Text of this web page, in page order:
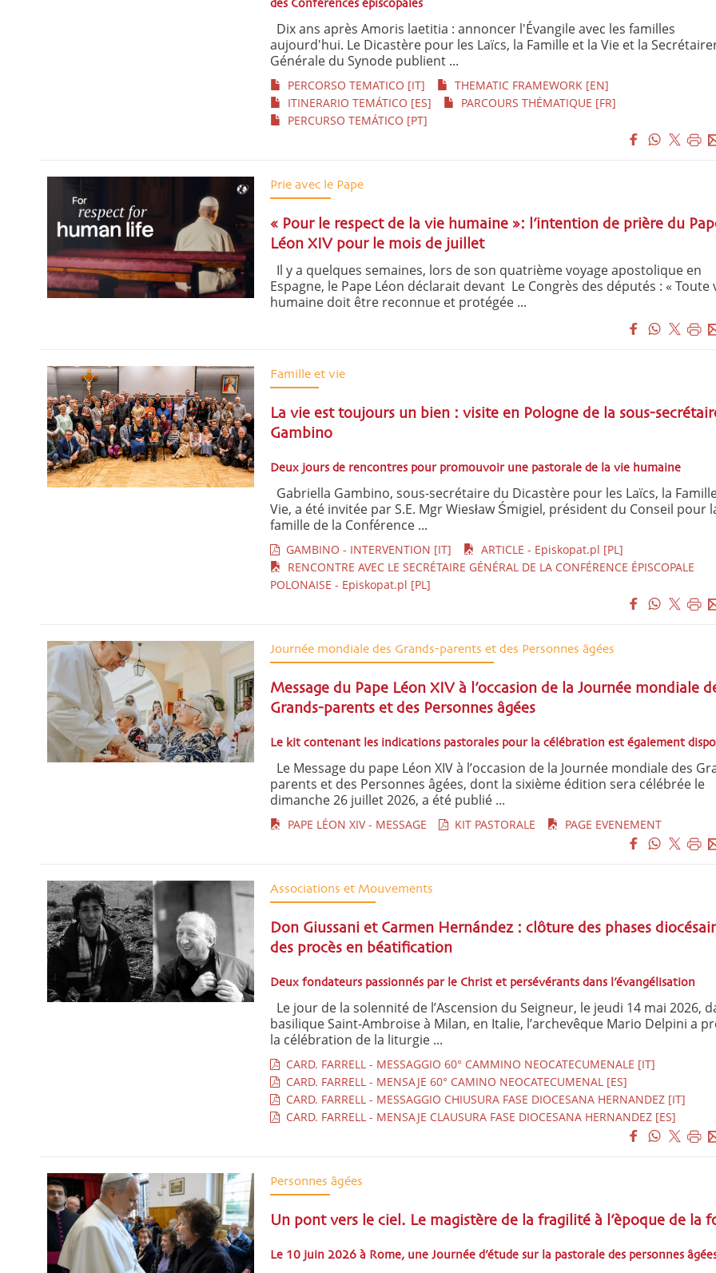
des Conférences épiscopales
Dix ans après Amoris laetitia : annoncer l'Évangile avec les familles
aujourd'hui. Le Dicastère pour les Laïcs, la Famille et la Vie et la
Générale du Synode publient ...
PERCORSO TEMATICO [IT]
THEMATIC FRAMEWORK [EN]
ITINERARIO TEMÁTICO [ES]
PARCOURS THÉMATIQUE [FR]
PERCURSO TEMÁTICO [PT]
Prie avec le Pape
« Pour le respect de la vie humaine »: l’intention de prière du
Léon XIV pour le mois de juillet
Il y a quelques semaines, lors de son quatrième voyage apostolique en
Espagne, le Pape Léon déclarait devant Le Congrès des députés : « Toute
humaine doit être reconnue et protégée ...
Famille et vie
La vie est toujours un bien : visite en Pologne de la sous-
Gambino
Deux jours de rencontres pour promouvoir une pastorale de la vie humaine
Gabriella Gambino, sous-secrétaire du Dicastère pour les Laïcs, la
Vie, a été invitée par S.E. Mgr Wiesław Śmigiel, président du Conseil pour
famille de la Conférence ...
GAMBINO - INTERVENTION [IT]
ARTICLE - Episkopat.pl [PL]
RENCONTRE AVEC LE SECRÉTAIRE GÉNÉRAL DE LA CONFÉRENCE ÉPISCOPALE
POLONAISE - Episkopat.pl [PL]
Journée mondiale des Grands-parents et des Personnes âgées
Message du Pape Léon XIV à l’occasion de la Journée mondiale
Grands-parents et des Personnes âgées
Le kit contenant les indications pastorales pour la célébration est également
Le Message du pape Léon XIV à l’occasion de la Journée mondiale des
parents et des Personnes âgées, dont la sixième édition sera célébrée le
dimanche 26 juillet 2026, a été publié ...
PAPE LÉON XIV - MESSAGE KIT PASTORALE PAGE EVENEMENT
Associations et Mouvements
Don Giussani et Carmen Hernández : clôture des phases
des procès en béatification
Deux fondateurs passionnés par le Christ et persévérants dans l’évangélisation
Le jour de la solennité de l’Ascension du Seigneur, le jeudi 14 mai 2026,
basilique Saint-Ambroise à Milan, en Italie, l’archevêque Mario Delpini a
la célébration de la liturgie ...
CARD. FARRELL - MESSAGGIO 60° CAMMINO NEOCATECUMENALE [IT]
CARD. FARRELL - MENSAJE 60° CAMINO NEOCATECUMENAL [ES]
CARD. FARRELL - MESSAGGIO CHIUSURA FASE DIOCESANA HERNANDEZ [IT]
CARD. FARRELL - MENSAJE CLAUSURA FASE DIOCESANA HERNANDEZ [ES]
Personnes âgées
Un pont vers le ciel. Le magistère de la fragilité à l’èpoque de la
Le 10 juin 2026 à Rome, une Journée d’étude sur la pastorale des personnes